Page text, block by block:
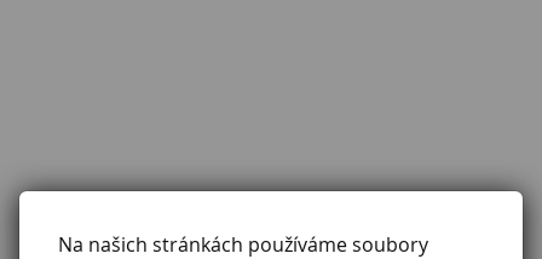
Na našich stránkách používáme soubory